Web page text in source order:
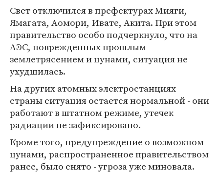
Свет отключился в префектурах Мияги,
Ямагата, Аомори, Ивате, Акита. При этом
правительство особо подчеркнуло, что на
АЭС, поврежденных прошлым
землетрясением и цунами, ситуация не
ухудшилась.
На других атомных электростанциях
страны ситуация остается нормальной - они
работают в штатном режиме, утечек
радиации не зафиксировано.
Кроме того, предупреждение о возможном
цунами, распространенное правительством
ранее, было снято - угроза уже миновала.